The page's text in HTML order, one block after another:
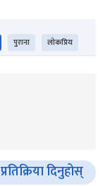
पुराना लोकप्रिय
प्रतिक्रिया दिनुहोस्